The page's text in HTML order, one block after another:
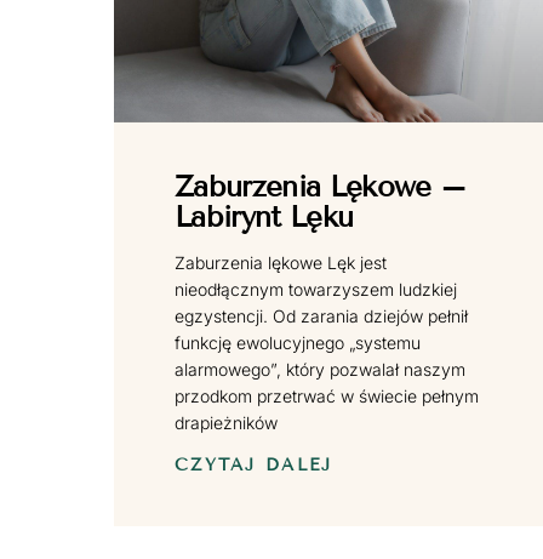
Zaburzenia Lękowe –
Labirynt Lęku
Zaburzenia lękowe Lęk jest
nieodłącznym towarzyszem ludzkiej
egzystencji. Od zarania dziejów pełnił
funkcję ewolucyjnego „systemu
alarmowego”, który pozwalał naszym
przodkom przetrwać w świecie pełnym
drapieżników
CZYTAJ DALEJ